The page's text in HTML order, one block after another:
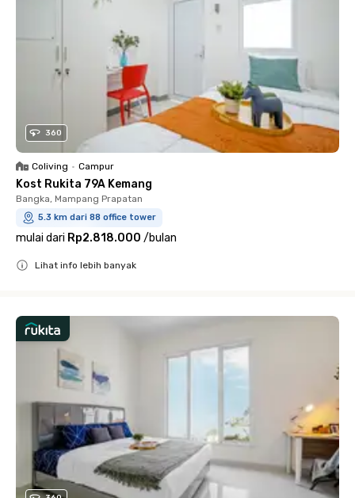
360
Coliving • Campur
Kost Rukita 79A Kemang
Bangka, Mampang Prapatan
5.3 km dari 88 office tower
mulai dari Rp2.818.000 /bulan
Lihat info lebih banyak